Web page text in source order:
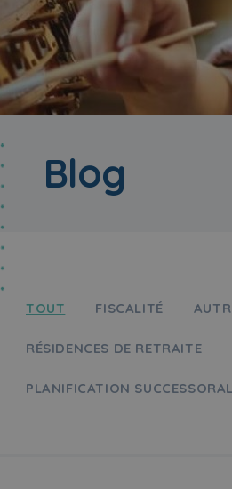
Blog
TOUT FISCALITÉ
RÉSIDENCES DE RETRAITE
PLANIFICATION